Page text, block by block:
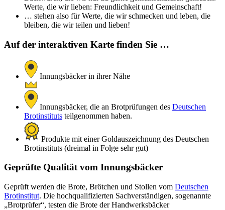
Werte, die wir lieben: Freundlichkeit und Gemeinschaft!
… stehen also für Werte, die wir schmecken und leben, die
bleiben, die wir teilen und lieben!
Auf der interaktiven Karte finden Sie …
Innungsbäcker in ihrer Nähe
Innungsbäcker, die an Brotprüfungen des Deutschen
Brotinstituts teilgenommen haben.
Produkte mit einer Goldauszeichnung des Deutschen
Brotinstituts (dreimal in Folge sehr gut)
Geprüfte Qualität vom Innungsbäcker
Geprüft werden die Brote, Brötchen und Stollen vom Deutschen
Brotinstitut. Die hochqualifizierten Sachverständigen, sogenannte
„Brotprüfer“, testen die Brote der Handwerksbäcker